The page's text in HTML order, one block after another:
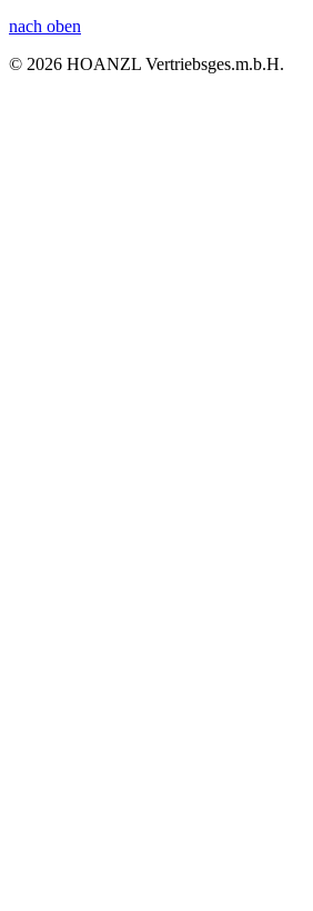
nach oben
© 2026 HOANZL Vertriebsges.m.b.H.